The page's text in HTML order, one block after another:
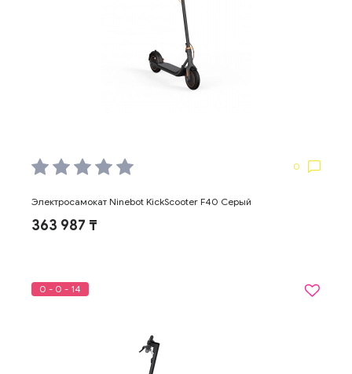
0
Электросамокат Ninebot KickScooter F40 Серый
363 987 ₸
0 - 0 - 14